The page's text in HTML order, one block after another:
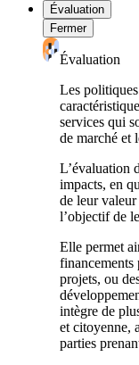
Évaluation
Fermer
Évaluation
Les
services qui
de marché et
L’évaluation
impacts, en
de leur valeur
l’objectif de
Elle permet
financements
projets, ou
intègre de
et citoyenne,
parties